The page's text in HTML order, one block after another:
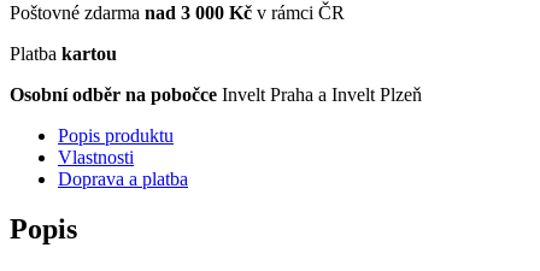
Poštovné zdarma nad 3 000 Kč v rámci ČR
Platba kartou
Osobní odběr na pobočce Invelt Praha a Invelt Plzeň
Popis produktu
Vlastnosti
Doprava a platba
Popis